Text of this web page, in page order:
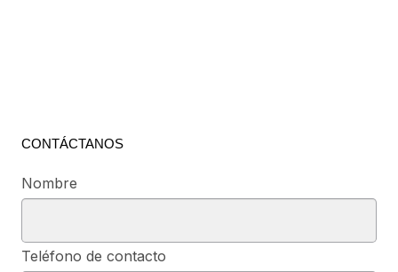
CONTÁCTANOS
Nombre
Teléfono de contacto